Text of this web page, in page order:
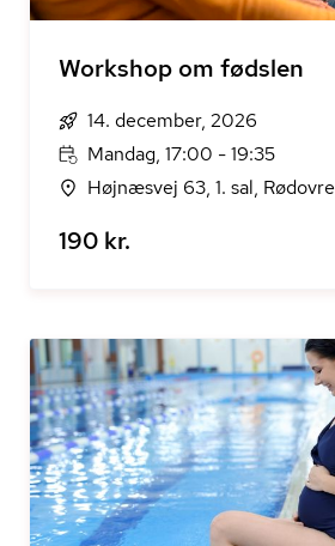
Workshop om fødslen
14. december, 2026
Mandag, 17:00 - 19:35
Højnæsvej 63, 1. sal, Rødovre
190 kr.